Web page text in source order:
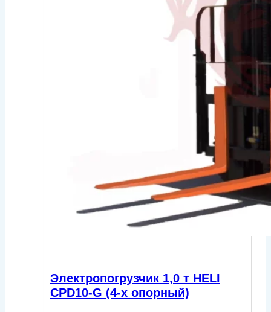
Электропогрузчик 1,0 т HELI
CPD10-G (4-х опорный)